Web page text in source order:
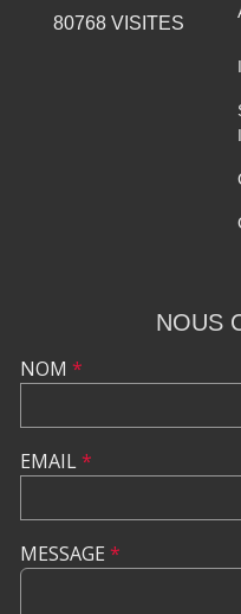
80768VISITES
NOUS
NOM *
EMAIL*
MESSAGE *